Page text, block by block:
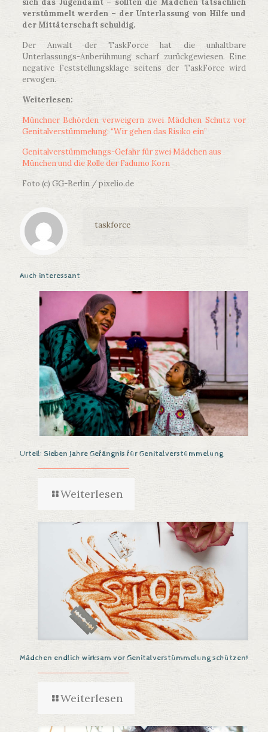
verstümmelt werden – der Unterlassung von Hilfe und
der Mittäterschaft schuldig.
Der Anwalt der TaskForce hat die unhaltbare
Unterlassungs-Anberühmung scharf zurückgewiesen. Eine
negative Feststellungsklage seitens der TaskForce wird
erwogen.
Weiterlesen:
Münchner Behörden verweigern zwei Mädchen Schutz vor
Genitalverstümmelung: “Wir gehen das Risiko ein”
Genitalverstümmelungs-Gefahr für zwei Mädchen aus
München und die Rolle der Fadumo Korn
Foto (c) GG-Berlin / pixelio.de
taskforce
Auch interessant
Urteil: Sieben Jahre Gefängnis für Genitalverstümmelung
Weiterlesen
Mädchen endlich wirksam vor Genitalverstümmelung schützen!
Weiterlesen